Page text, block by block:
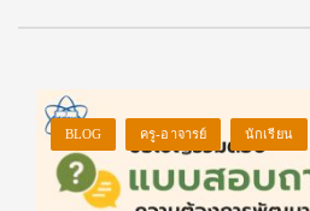
BLOG ครู-อาจารย์ นักเรียน